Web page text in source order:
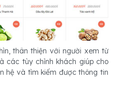
thân thiện với người xem từ
các tùy chỉnh khách giúp cho
hệ và tìm kiếm được thông tin